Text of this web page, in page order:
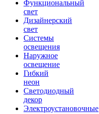
Функциональный
свет
Дизайнерский
свет
Системы
освещения
Наружное
освещение
Гибкий
неон
Светодиодный
декор
Электроустановочные